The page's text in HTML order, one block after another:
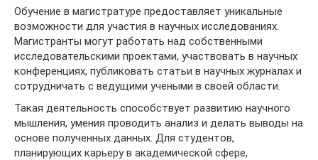
Обучение в магистратуре предоставляет уникальные
возможности для участия в научных исследованиях.
Магистранты могут работать над собственными
исследовательскими проектами, участвовать в научных
конференциях, публиковать статьи в научных журналах и
сотрудничать с ведущими учеными в своей области.
Такая деятельность способствует развитию научного
мышления, умения проводить анализ и делать выводы на
основе полученных данных. Для студентов,
планирующих карьеру в академической сфере,